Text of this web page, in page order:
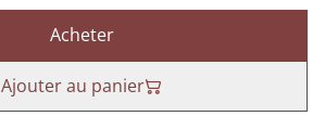
Acheter
Ajouter au panier